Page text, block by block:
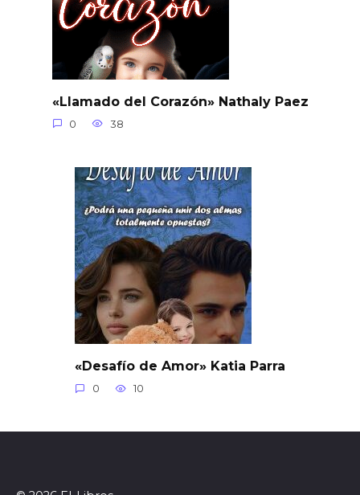
«Llamado del Corazón» Nathaly Paez
0 38
«Desafío de Amor» Katia Parra
0 10